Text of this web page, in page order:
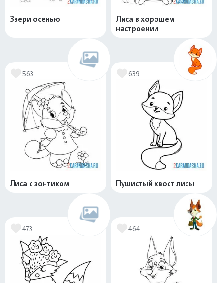
Звери осенью
Лиса в хорошем
настроении
563
Лиса с зонтиком
639
Пушистый хвост лисы
473 464